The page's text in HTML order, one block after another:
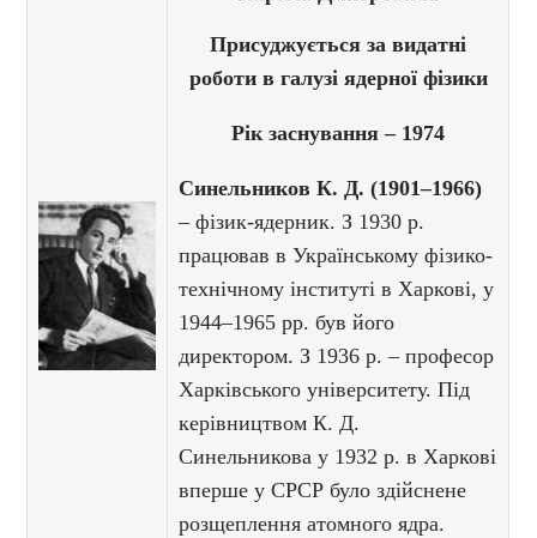
Присуджується за видатні
роботи в галузі ядерної фізики
Рік заснування – 1974
Синельников К. Д. (1901–1966)
– фізик-ядерник. З 1930 р.
працював в Українському фізико-
технічному інституті в Харкові, у
1944–1965 рр. був його
директором. З 1936 р. – професор
Харківського університету. Під
керівництвом К. Д.
Синельникова у 1932 р. в Харкові
вперше у СРСР було здійснене
розщеплення атомного ядра.